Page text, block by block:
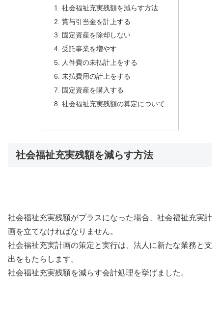
社会福祉充実残額を減らす方法
賞与引当金を計上する
固定資産を除却しない
受託事業を増やす
人件費の未払計上をする
未払費用の計上をする
固定資産を購入する
社会福祉充実残額の算定について
社会福祉充実残額を減らす方法
社会福祉充実残額がプラスになった場合、社会福祉充実計
画を立てなければなりません。
社会福祉充実計画の策定と実行は、法人に新たな業務と支
出をもたらします。
社会福祉充実残額を減らす会計処理を挙げました。